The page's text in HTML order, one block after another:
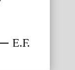
E.F.